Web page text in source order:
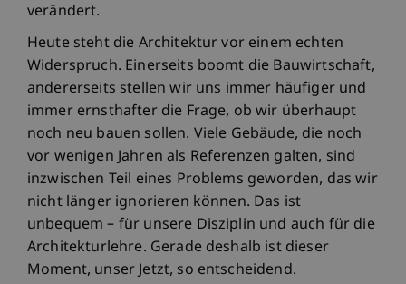
verändert.
Heute steht die Architektur vor einem echten
Widerspruch. Einerseits boomt die Bauwirtschaft,
andererseits stellen wir uns immer häufiger und
immer ernsthafter die Frage, ob wir überhaupt
noch neu bauen sollen. Viele Gebäude, die noch
vor wenigen Jahren als Referenzen galten, sind
inzwischen Teil eines Problems geworden, das wir
nicht länger ignorieren können. Das ist
unbequem – für unsere Disziplin und auch für die
Architekturlehre. Gerade deshalb ist dieser
Moment, unser Jetzt, so entscheidend.